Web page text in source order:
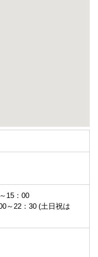
15：00
～22：30 (土日祝は